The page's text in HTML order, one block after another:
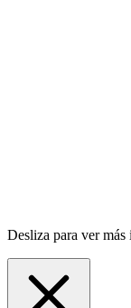
Desliza para ver más